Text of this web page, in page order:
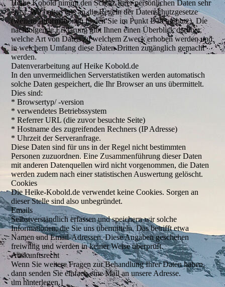
Heike Kobold nimmt den Schutz Ihrer persönlichen Daten sehr
ernst. Wir halten uns an die Regeln der Datenschutzgesetze
(weitere Informationen finden Sie im Punkt Datenschutz). Die
nachfolgende Erklärung gibt Ihnen einen Überblick darüber,
welche Art von Daten zu welchem Zweck erhoben werden und
in welchem Umfang diese Daten Dritten zugänglich gemacht
werden.
Datenverarbeitung auf Heike Kobold.de
In den unvermeidlichen Serverstatistiken werden automatisch
solche Daten gespeichert, die Ihr Browser an uns übermittelt.
Dies sind:
* Browsertyp/ -version
* verwendetes Betriebssystem
* Referrer URL (die zuvor besuchte Seite)
* Hostname des zugreifenden Rechners (IP Adresse)
* Uhrzeit der Serveranfrage.
Diese Daten sind für uns in der Regel nicht bestimmten
Personen zuzuordnen. Eine Zusammenführung dieser Daten
mit anderen Datenquellen wird nicht vorgenommen, die Daten
werden zudem nach einer statistischen Auswertung gelöscht.
Cookies
Die Heike-Kobold.de verwendet keine Cookies. Sorgen an
dieser Stelle sind also unbegründet.
Emails
Selbstverständlich erfassen und speichern wir solche
Informationen, die Sie uns übermitteln. Das betrifft etwa
Namen und Email-Adressen. Diese Angaben geschehen
freiwillig und werden in keiner Weise überprüft.
Auskunftsrecht
Wenn Sie weitere Fragen zur Behandlung Ihrer Daten haben,
dann senden Sie einfach eine Mail an unsere Adresse.
um hinterlegen.]